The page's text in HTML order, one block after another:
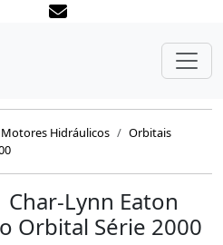
Motores Hidráulicos
Orbitais
Lynn Eaton
Orbital Série 2000